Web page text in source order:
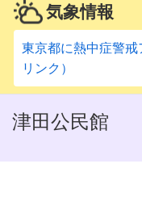
気象情報
東京都に熱中症警
リンク）
津田公民館